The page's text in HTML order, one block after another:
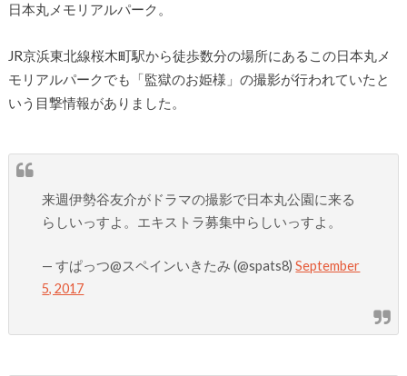
日本丸メモリアルパーク。
JR京浜東北線桜木町駅から徒歩数分の場所にあるこの日本丸メ
モリアルパークでも「監獄のお姫様」の撮影が行われていたと
いう目撃情報がありました。
来週伊勢谷友介がドラマの撮影で日本丸公園に来る
らしいっすよ。エキストラ募集中らしいっすよ。
— すぱっつ@スペインいきたみ (@spats8)September
5, 2017